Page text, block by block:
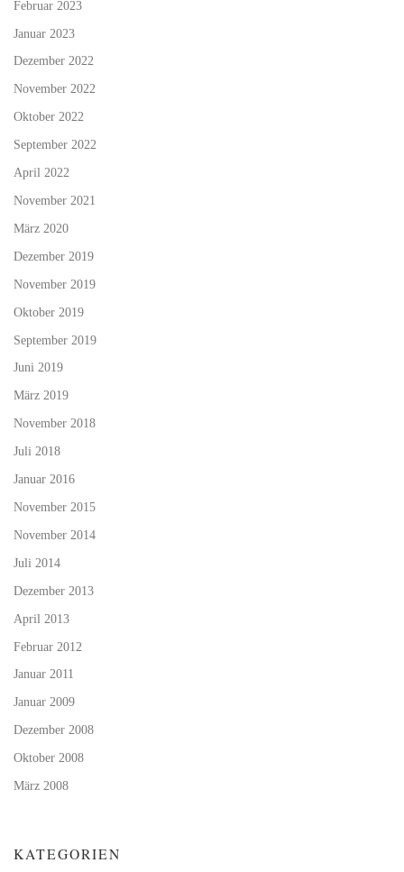
Februar 2023
Januar 2023
Dezember 2022
November 2022
Oktober 2022
September 2022
April 2022
November 2021
März 2020
Dezember 2019
November 2019
Oktober 2019
September 2019
Juni 2019
März 2019
November 2018
Juli 2018
Januar 2016
November 2015
November 2014
Juli 2014
Dezember 2013
April 2013
Februar 2012
Januar 2011
Januar 2009
Dezember 2008
Oktober 2008
März 2008
KATEGORIEN